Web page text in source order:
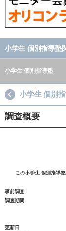
小学生 個別指導塾
小学生 個別指導塾
小学生 個別
調査概要
この小学生 個別指導
事前調査
調査期間
更新日